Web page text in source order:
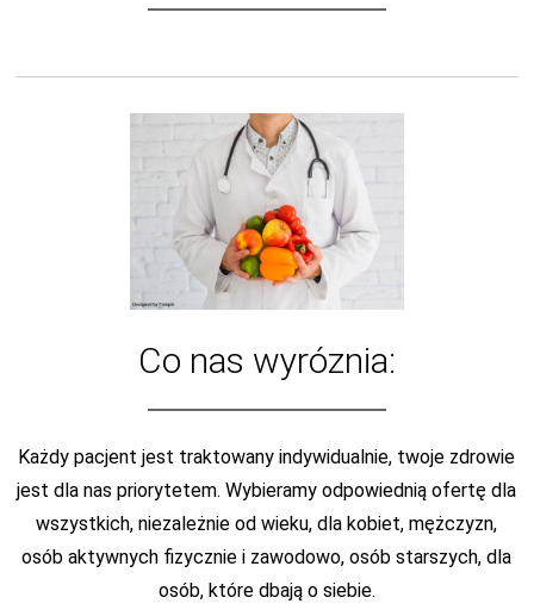
Co nas wyróznia:
Każdy pacjent jest traktowany indywidualnie, twoje zdrowie
jest dla nas priorytetem. Wybieramy odpowiednią ofertę dla
wszystkich, niezależnie od wieku, dla kobiet, mężczyzn,
osób aktywnych fizycznie i zawodowo, osób starszych, dla
osób, które dbają o siebie.